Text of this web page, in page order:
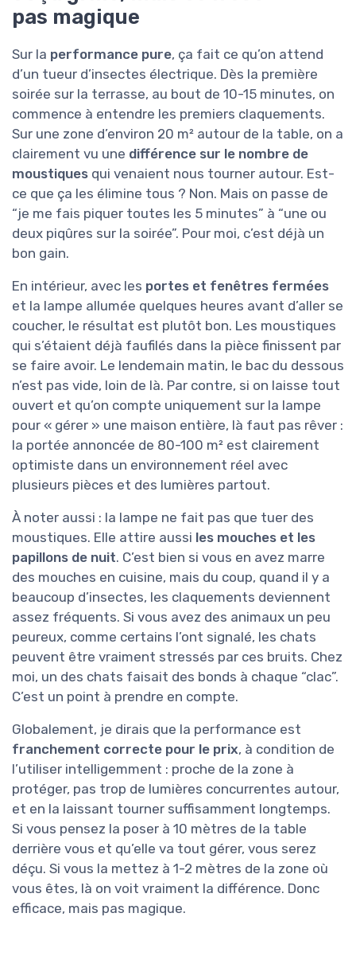
pas magique
Sur la performance pure, ça fait ce qu’on attend
d’un tueur d’insectes électrique. Dès la première
soirée sur la terrasse, au bout de 10-15 minutes, on
commence à entendre les premiers claquements.
Sur une zone d’environ 20 m² autour de la table, on a
clairement vu une différence sur le nombre de
moustiques qui venaient nous tourner autour. Est-
ce que ça les élimine tous ? Non. Mais on passe de
“je me fais piquer toutes les 5 minutes” à “une ou
deux piqûres sur la soirée”. Pour moi, c’est déjà un
bon gain.
En intérieur, avec les portes et fenêtres fermées
et la lampe allumée quelques heures avant d’aller se
coucher, le résultat est plutôt bon. Les moustiques
qui s’étaient déjà faufilés dans la pièce finissent par
se faire avoir. Le lendemain matin, le bac du dessous
n’est pas vide, loin de là. Par contre, si on laisse tout
ouvert et qu’on compte uniquement sur la lampe
pour « gérer » une maison entière, là faut pas rêver :
la portée annoncée de 80-100 m² est clairement
optimiste dans un environnement réel avec
plusieurs pièces et des lumières partout.
À noter aussi : la lampe ne fait pas que tuer des
moustiques. Elle attire aussi les mouches et les
papillons de nuit. C’est bien si vous en avez marre
des mouches en cuisine, mais du coup, quand il y a
beaucoup d’insectes, les claquements deviennent
assez fréquents. Si vous avez des animaux un peu
peureux, comme certains l’ont signalé, les chats
peuvent être vraiment stressés par ces bruits. Chez
moi, un des chats faisait des bonds à chaque “clac”.
C’est un point à prendre en compte.
Globalement, je dirais que la performance est
franchement correcte pour le prix, à condition de
l’utiliser intelligemment : proche de la zone à
protéger, pas trop de lumières concurrentes autour,
et en la laissant tourner suffisamment longtemps.
Si vous pensez la poser à 10 mètres de la table
derrière vous et qu’elle va tout gérer, vous serez
déçu. Si vous la mettez à 1-2 mètres de la zone où
vous êtes, là on voit vraiment la différence. Donc
efficace, mais pas magique.